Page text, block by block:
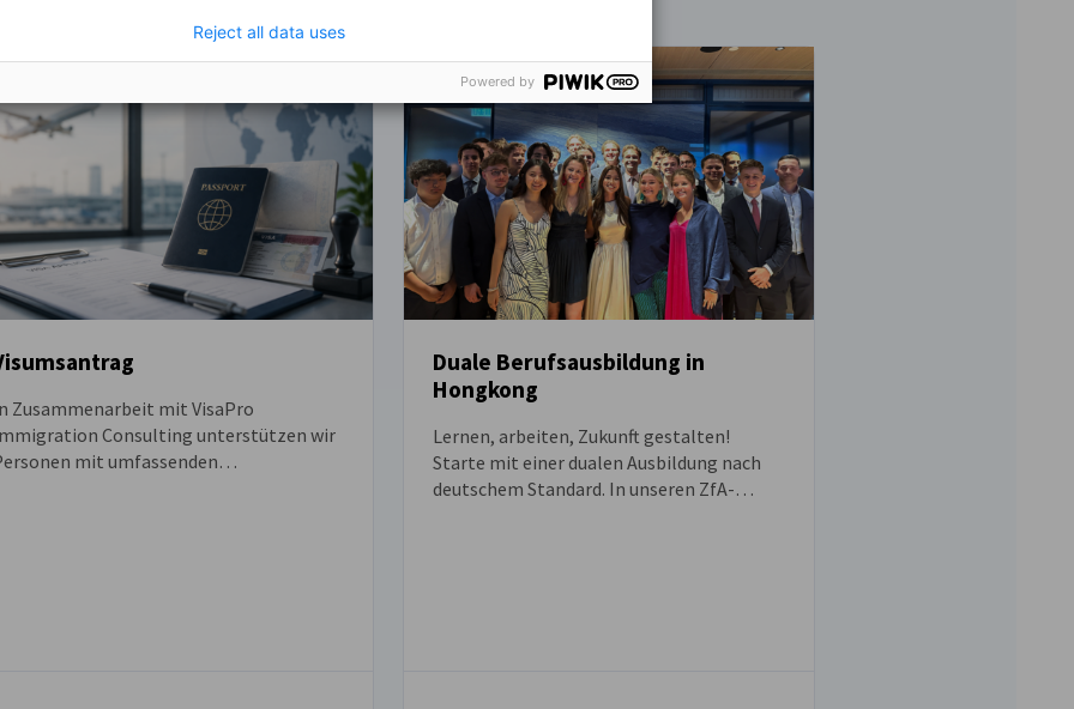
Zusammenarbeit mit VisaPro
Consulting unterstützen wir
mit umfassenden
Duale Berufsausbildung in
Hongkong
Lernen, arbeiten, Zukunft gestalten!
Starte mit einer dualen Ausbildung nach
deutschem Standard. In unseren ZfA-
Reject all data uses
Powered by